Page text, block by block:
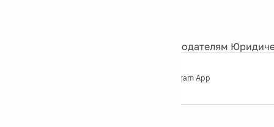
Рекламодателям
Telegram App